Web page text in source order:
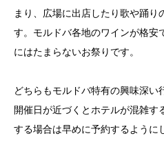
まり、広場に出店したり歌や踊り
す。モルドバ各地のワインが格安
にはたまらないお祭りです。
どちらもモルドバ特有の興味深い
開催日が近づくとホテルが混雑す
する場合は早めに予約するように